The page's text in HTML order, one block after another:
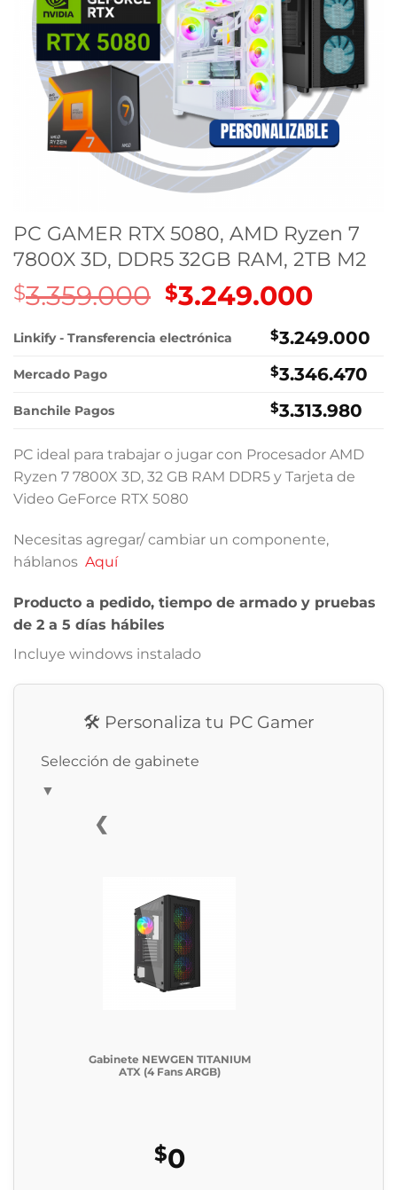
PC GAMER RTX 5080, AMD Ryzen 7
7800X 3D, DDR5 32GB RAM, 2TB M2
$3.359.000 El
precio
original
$3.359.000.
$3.249.000El
actual
Linkify - Transferencia electrónica $3.249.000
Mercado Pago $3.346.470
Banchile Pagos $3.313.980
PC ideal para trabajar o jugar con Procesador AMD
Ryzen 7 7800X 3D, 32 GB RAM DDR5 y Tarjeta de
Video GeForce RTX 5080
Necesitas agregar/ cambiar un componente,
háblanos Aquí
Producto a pedido, tiempo de armado y pruebas
de 2 a 5 días hábiles
Incluye windows instalado
🛠️ Personaliza tu PC Gamer
Selección de gabinete
▼
❮
Gabinete NEWGEN TITANIUM
ATX (4 Fans ARGB)
$0